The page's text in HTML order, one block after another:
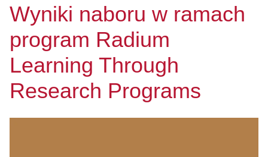
Wyniki naboru w ramach
program Radium
Learning Through
Research Programs